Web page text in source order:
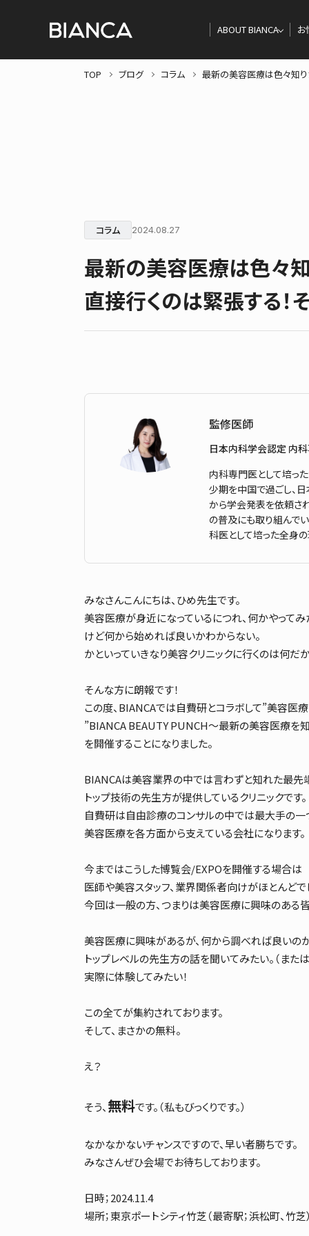
ABOUT BIANCA お
TOP ブログ コラム 最新の美容医療は色々知り
コラム 2024.08.27
最新の美容医療は色々
直接行くのは緊張する！
監修医師
日本内科学会認定 内
内科専門医として培っ
少期を中国で過ごし、日
から学会発表を依頼さ
の普及にも取り組んでい
科医として培った全身
みなさんこんにちは、ひめ先生です。
美容医療が身近になっているにつれ、何かやってみ
けど何から始めれば良いかわからない。
かといっていきなり美容クリニックに行くのは何だ
そんな方に朗報です！
この度、BIANCAでは自費研とコラボして”美容医
”BIANCA BEAUTY PUNCH〜最新の美容医療を知
を開催することになりました。
BIANCAは美容業界の中では言わずと知れた最先
トップ技術の先生方が提供しているクリニックです。
自費研は自由診療のコンサルの中では最大手の一
美容医療を各方面から支えている会社になります。
今まではこうした博覧会/EXPOを開催する場合は
医師や美容スタッフ、業界関係者向けがほとんど
今回は一般の方、つまりは美容医療に興味のある
美容医療に興味があるが、何から調べれば良いの
トップレベルの先生方の話を聞いてみたい。（また
実際に体験してみたい！
この全てが集約されております。
そして、まさかの無料。
え？
そう、 無料です。（私もびっくりです。）
なかなかないチャンスですので、早い者勝ちです。
みなさんぜひ会場でお待ちしております。
日時；2024.11.4
場所；東京ポートシティ竹芝（最寄駅；浜松町、竹芝